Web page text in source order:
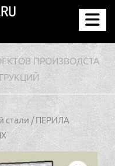
ПРОИЗВОДСТА
стали / ПЕРИЛА